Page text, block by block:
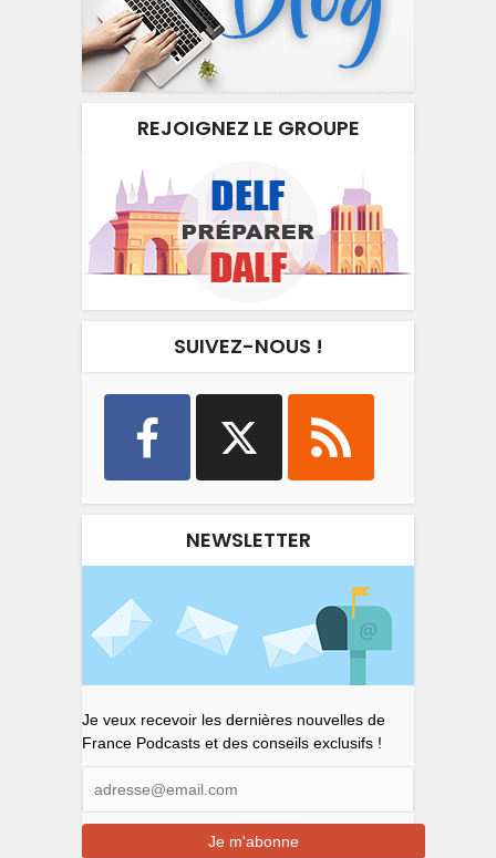
REJOIGNEZ LE GROUPE
SUIVEZ-NOUS !
NEWSLETTER
Je veux recevoir les dernières nouvelles de
France Podcasts et des conseils exclusifs !